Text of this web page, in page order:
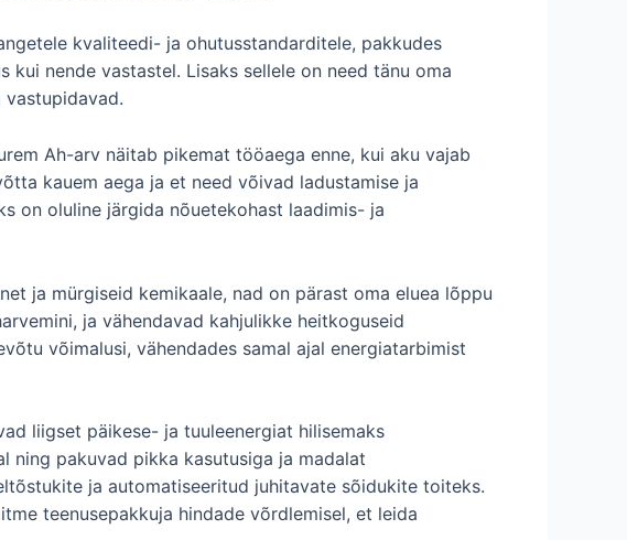
kvaliteedi- ja ohutusstandarditele, pakkudes
nende vastastel. Lisaks sellele on need tänu oma
Ah-arv näitab pikemat tööaega enne, kui aku vajab
kauem aega ja et need võivad ladustamise ja
on oluline järgida nõuetekohast laadimis- ja
ja mürgiseid kemikaale, nad on pärast oma eluea lõppu
ja vähendavad kahjulikke heitkoguseid
võimalusi, vähendades samal ajal energiatarbimist
liigset päikese- ja tuuleenergiat hilisemaks
ning pakuvad pikka kasutusiga ja madalat
ja automatiseeritud juhitavate sõidukite toiteks.
teenusepakkuja hindade võrdlemisel, et leida